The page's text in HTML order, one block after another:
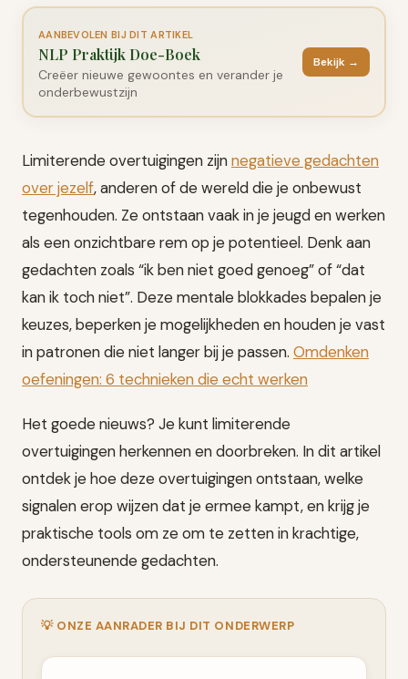
AANBEVOLEN BIJ DIT ARTIKEL
NLP Praktijk Doe-Boek
Creëer nieuwe gewoontes en verander je
onderbewustzijn
Bekijk →
Limiterende overtuigingen zijnnegatieve gedachten
over jezelf, anderen of de wereld die je onbewust
tegenhouden. Ze ontstaan vaak in je jeugd en werken
als een onzichtbare rem op je potentieel. Denk aan
gedachten zoals “ik ben niet goed genoeg” of “dat
kan ik toch niet”. Deze mentale blokkades bepalen je
keuzes, beperken je mogelijkheden en houden je vast
in patronen die niet langer bij je passen. Omdenken
oefeningen: 6 technieken die echt werken
Het goede nieuws? Je kunt limiterende
overtuigingen herkennen en doorbreken. In dit artikel
ontdek je hoe deze overtuigingen ontstaan, welke
signalen erop wijzen dat je ermee kampt, en krijg je
praktische tools om ze om te zetten in krachtige,
ondersteunende gedachten.
💡 ONZE AANRADER BIJ DIT ONDERWERP